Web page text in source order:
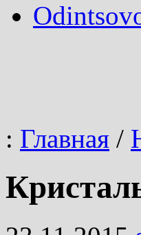
: Главная /